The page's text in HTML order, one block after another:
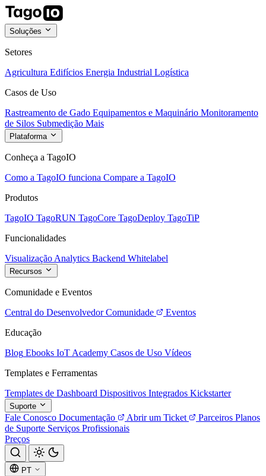
Soluções
Setores
Agricultura Edifícios Energia Industrial Logística
Casos de Uso
Rastreamento de Gado Equipamentos e Maquinário Monitoramento
de Silos Submedição Mais
Plataforma
Conheça a TagoIO
Como a TagoIO funciona Compare a TagoIO
Produtos
TagoIO TagoRUN TagoCore TagoDeploy TagoTiP
Funcionalidades
Visualização Analytics Backend Whitelabel
Recursos
Comunidade e Eventos
Central do Desenvolvedor Comunidade
Eventos
Educação
Blog Ebooks IoT Academy Casos de Uso Vídeos
Templates e Ferramentas
Templates de Dashboard Dispositivos Integrados Kickstarter
Suporte
Fale Conosco Documentação Abrir um Ticket Parceiros Planos
de Suporte Serviços Profissionais
Preços
PT